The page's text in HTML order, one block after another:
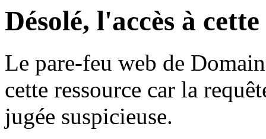
Désolé, l'accès à
Le pare-feu web de
cette ressource car la
jugée suspicieuse.